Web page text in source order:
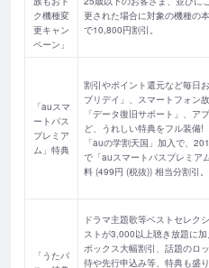
ク機種変
更キャン
ペーン」
更された場合に対象の機種の
で10,800円割引。
「auスマ
ートパス
プレミア
ム」特典
割引やポイント還元など毎日
ブリデイ」、スマートフォン
「データ復旧サポート」、ア
ど、うれしい特典をフル装備!
「auの学割天国」加入で、
で「auスマートパスプレミア
料 (499円 (税抜)) 相当分割引
「うたパ
ドラマ主題歌等ベストセレク
ストが3,000以上聴き放題に
ボックス大幅割引、話題のロ
待や先行申込み等、特典も盛